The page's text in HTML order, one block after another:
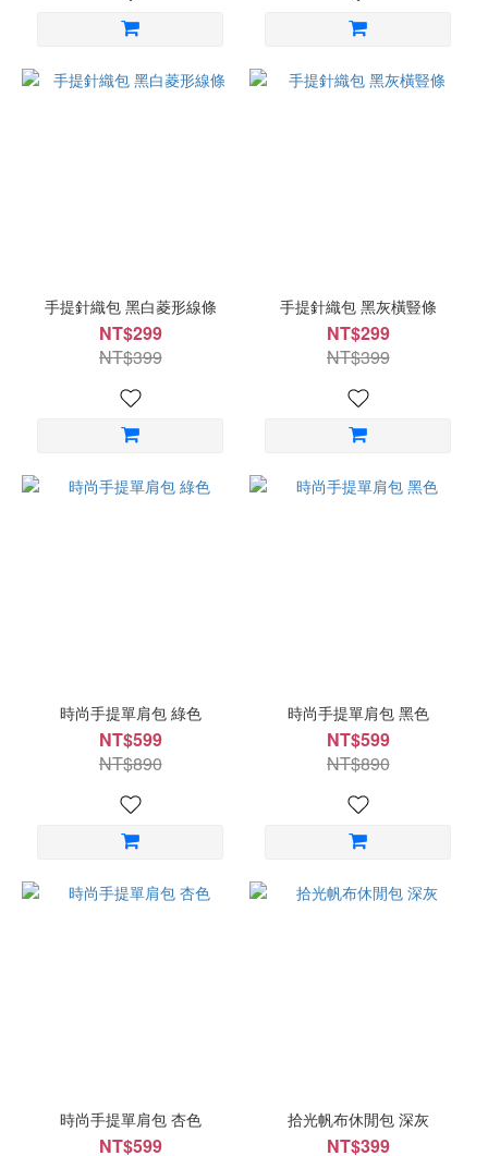
手提針織包 黑白菱形線條
NT$299
NT$399
手提針織包 黑灰橫豎條
NT$299
NT$399
時尚手提單肩包 綠色
NT$599
NT$890
時尚手提單肩包 黑色
NT$599
NT$890
時尚手提單肩包 杏色
NT$599
拾光帆布休閒包 深灰
NT$399